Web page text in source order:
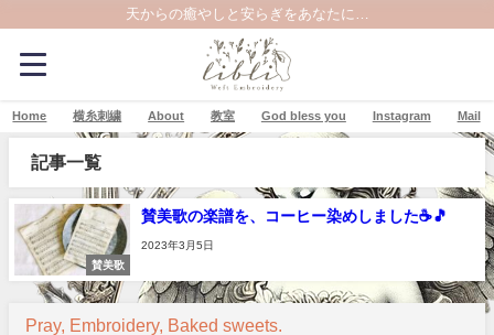
天からの癒やしと安らぎをあなたに…
Home 横糸刺繍 About 教室 God bless you Instagram Mail
記事一覧
賛美歌
賛美歌の楽譜を、コーヒー染めしました☕🎵
2023年3月5日
Pray, Embroidery, Baked sweets.